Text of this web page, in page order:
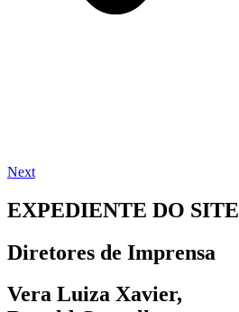
Next
EXPEDIENTE DO SITE
Diretores de Imprensa
Vera Luiza Xavier,